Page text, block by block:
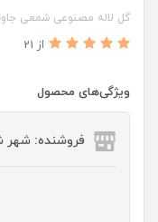
گل لاله مصنوعی شمعی
از 21
ویژگی‌های محصول
فروشنده: